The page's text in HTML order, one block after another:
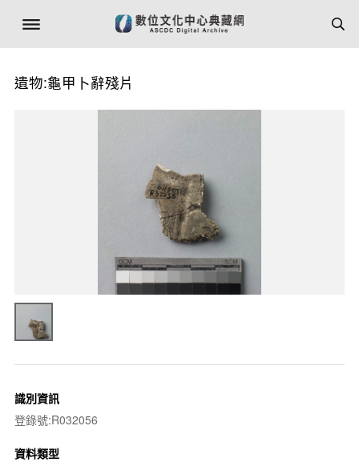
遺物:龜甲卜辭殘片
識別資訊
登錄號:R032056
資料類型